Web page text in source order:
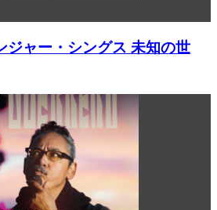
ジャー・シングス 未知の世